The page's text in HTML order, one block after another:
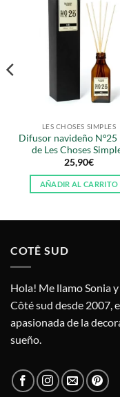
LES CHOSES SIMPLES
Difusor navideño Nº25
de Les Choses
25,90€
AÑADIR AL CARRITO
COTÊ SUD
Hola! Me llamo Sonia
Côté sud desde 2007,
apasionada de la
sueño.